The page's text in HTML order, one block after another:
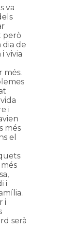
va
però
dia de
vivia
més.
i
més
el
i
i
serà